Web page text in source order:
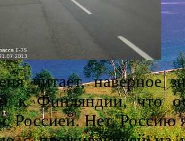
читает, наверное
к Финляндии, что
с Россией. Нет,